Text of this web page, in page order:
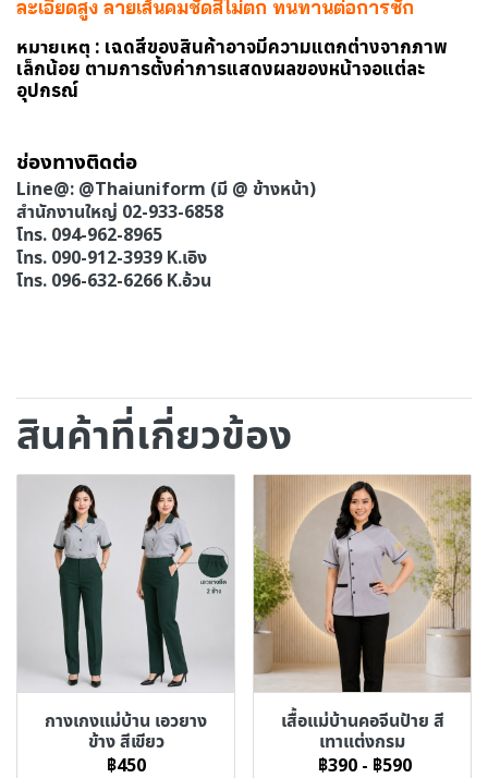
ละเอียดสูง ลายเส้นคมชัดสีไม่ตก ทนทานต่อการซัก
หมายเหตุ : เฉดสีของสินค้าอาจมีความแตกต่างจากภาพ
เล็กน้อย ตามการตั้งค่าการแสดงผลของหน้าจอแต่ละ
อุปกรณ์
ช่องทางติดต่อ
Line@: @Thaiuniform (มี @ ข้างหน้า)
สำนักงานใหญ่ 02-933-6858
โทร. 094-962-8965
โทร. 090-912-3939 K.เอิง
โทร. 096-632-6266 K.อ้วน
สินค้าที่เกี่ยวข้อง
กางเกงแม่บ้าน เอวยาง
ข้าง สีเขียว
฿450
เสื้อแม่บ้านคอจีนป้าย สี
เทาแต่งกรม
฿390 - ฿590